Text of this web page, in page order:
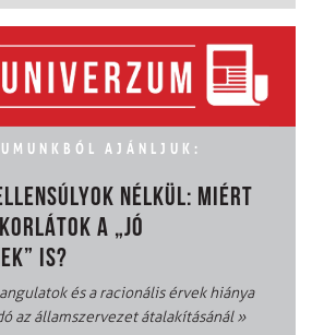
AJÁNLJUK:
NÉLKÜL: MIÉRT
A „JÓ
IS?
és a racionális érvek hiánya
az államszervezet átalakításánál»